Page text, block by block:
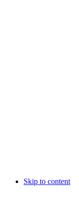
Skip to content